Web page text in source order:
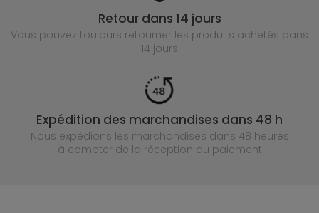
Retour dans 14 jours
Vous pouvez toujours retourner les produits achetés dans
14 jours
Expédition des marchandises dans 48 h
Nous expédions les marchandises dans 48 heures
à compter de la réception du paiement